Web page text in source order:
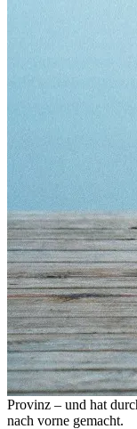
Zum Kalender
Veranstalter
Co. KG
TJARK bei
„auch wenn’s uns
Titel kündigt TJARK
Punkt hinter das
Hinter dem 21-
millionenfach
zwei Live-Touren, auf
Indie-Pop, Folk und
Bühne gebracht hat.
Eine, in der er sich
auch von seinen
lässt und ins
Statt sich jeden
genießt TJARK jetzt
Provinz – und hat
nach vorne gemacht.